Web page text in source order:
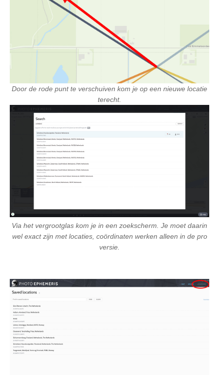
Door de rode punt te verschuiven kom je op een nieuwe locatie
terecht.
Via het vergrootglas kom je in een zoekscherm. Je moet daarin
wel exact zijn met locaties, coördinaten werken alleen in de pro
versie.